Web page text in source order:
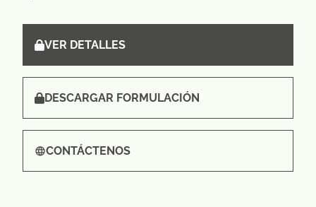
VER DETALLES
DESCARGAR FORMULACIÓN
CONTÁCTENOS